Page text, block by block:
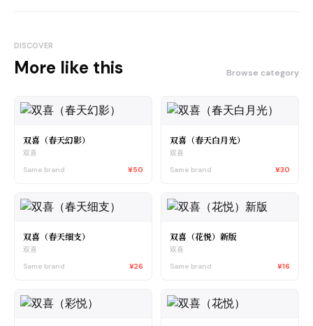
DISCOVER
More like this Browse category
双喜（春天幻影）
双喜
Same brand
¥50
双喜（春天白月光）
双喜
Same brand
¥30
双喜（春天细支）
双喜
Same brand
¥26
双喜（花悦）新版
双喜
Same brand
¥16